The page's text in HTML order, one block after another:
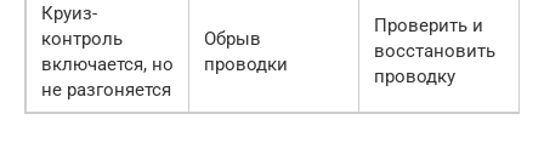
Круиз-
контроль
включается, но
не разгоняется
Обрыв
проводки
Проверить и
восстановить
проводку